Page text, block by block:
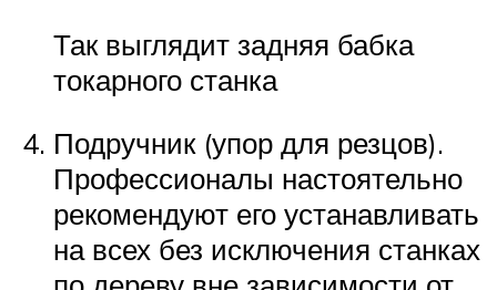
Так выглядит задняя бабка
токарного станка
Подручник (упор для резцов).
Профессионалы настоятельно
рекомендуют его устанавливать
на всех без исключения станках